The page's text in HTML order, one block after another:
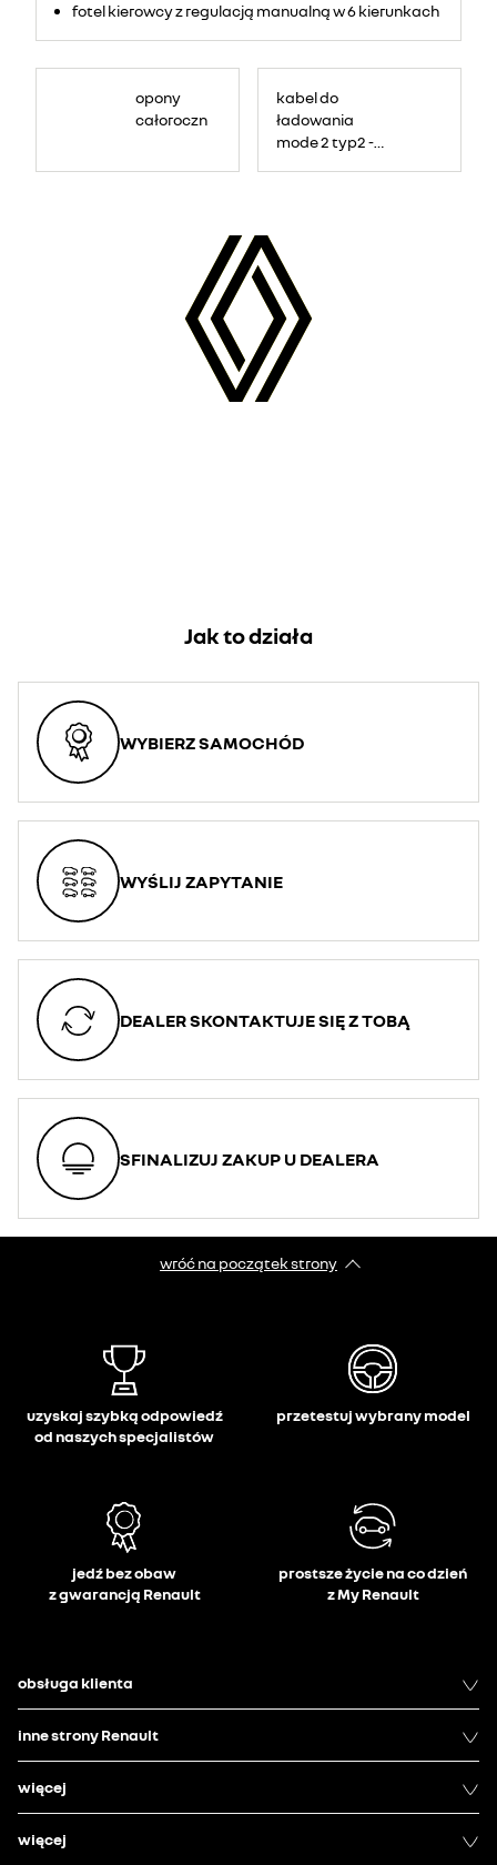
fotel kierowcy z regulacją manualną w 6 kierunkach
opony
całoroczne
kabel do
ładowania
mode 2 typ2 -
Jak to działa
WYBIERZ SAMOCHÓD
WYŚLIJ ZAPYTANIE
DEALER SKONTAKTUJE SIĘ Z TOBĄ
SFINALIZUJ ZAKUP U DEALERA
wróć na początek strony
uzyskaj szybką odpowiedź
od naszych specjalistów
przetestuj wybrany model
jedź bez obaw
z gwarancją Renault
prostsze życie na co dzień
z My Renault
obsługa klienta
inne strony Renault
więcej
więcej